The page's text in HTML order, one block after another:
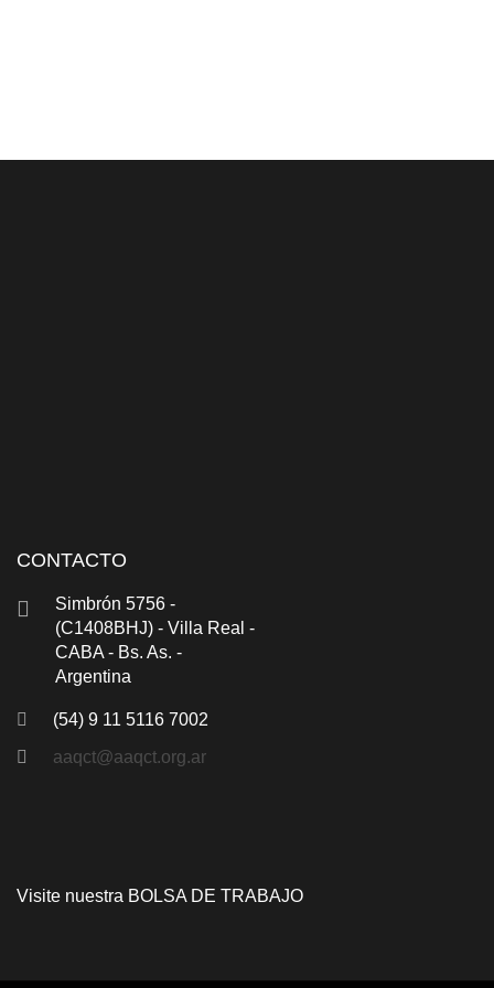
CONTACTO
Simbrón 5756 -
(C1408BHJ) - Villa Real -
CABA - Bs. As. -
Argentina
(54) 9 11 5116 7002
aaqct@aaqct.org.ar
Visite nuestra BOLSA DE TRABAJO